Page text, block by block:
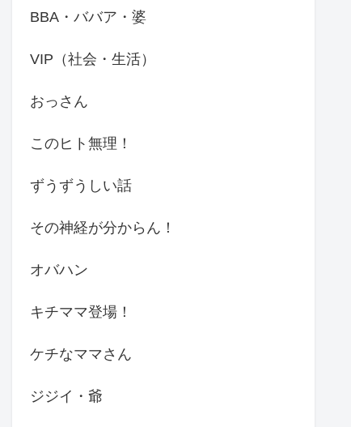
BBA・ババア・婆
VIP（社会・生活）
おっさん
このヒト無理！
ずうずうしい話
その神経が分からん！
オバハン
キチママ登場！
ケチなママさん
ジジイ・爺